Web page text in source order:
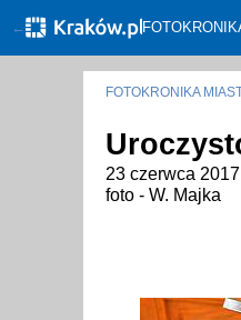
←
FOTOKRONIKA
23 czerwca 2017
foto - W. Majka